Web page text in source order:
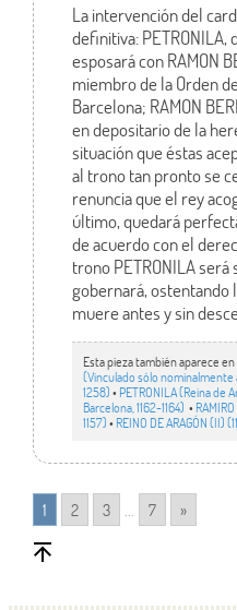
La intervención del
definitiva: PETRONILA,
esposará con RAMON
miembro de la Orden
Barcelona; RAMON
en depositario de la
situación que éstas
al trono tan pronto se
renuncia que el rey
último, quedará
de acuerdo con el
trono PETRONILA será
gobernará, ostentando
muere antes y sin
Esta pieza también aparece en ...
(Vinculado sólo
1258)• PETRONILA (Reina de
Barcelona, 1162-1164) •
1157)• REINO DE ARAGÓN (II)
1 2 3 ... 7 »